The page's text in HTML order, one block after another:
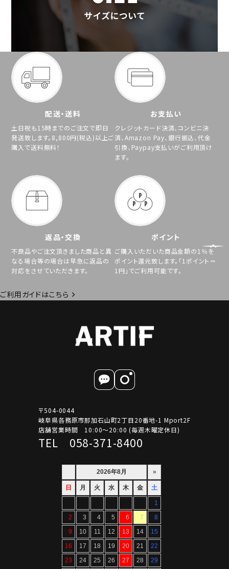
配送・送料
土日祝も15時までのご注文で即日
発送致します。8,800円(税込)以上ご
購入で送料無料！
お支払い
クレジットカード決済、コンビニ決
済、Amazon Pay、銀行振込、代金
引換、Paypay支払いがご利用頂け
ます。
返品・交換
不良品やご注文頂きました商品と異
なる場合等の場合は早急に返品の
対応をさせていただきます。
ポイント
ご購入いただいた商品金額の1％を
ポイント還元致します。「1ポイント＝
1円」でご利用可能です。
ご利用ガイドはこちら
〒504-0044
岐阜県各務原市那加石山町2丁目20番地-1 Mport2F
店舗営業時間 10:00～20:00 (毎週木曜定休日)
TEL 058-371-8400